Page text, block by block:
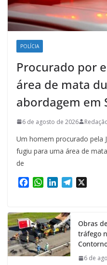
POLÍCIA
Procurado por
área de mata
abordagem em
6 de agosto de 2026
Um homem procurado pela
fugiu para uma área de
de
e
b
o
o
k
W
t
s
A
p
p
k
e
d
I
n
m
Obras
tráfego
6 de